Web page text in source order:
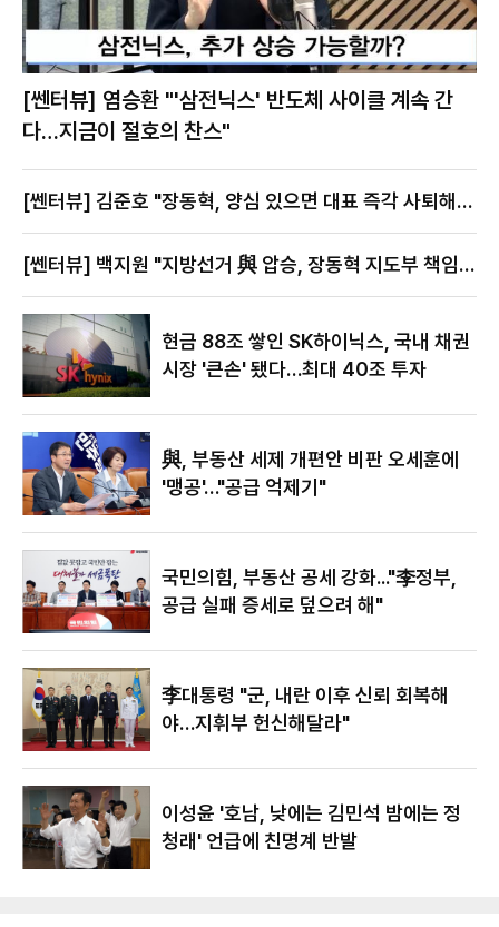
[쎈터뷰] 염승환 "'삼전닉스' 반도체 사이클 계속 간
다…지금이 절호의 찬스"
[쎈터뷰] 김준호 "장동혁, 양심 있으면 대표 즉각 사퇴해
야"
[쎈터뷰] 백지원 "지방선거 與 압승, 장동혁 지도부 책임
있어"
현금 88조 쌓인 SK하이닉스, 국내 채권
시장 '큰손' 됐다…최대 40조 투자
與, 부동산 세제 개편안 비판 오세훈에
'맹공'…"공급 억제기"
국민의힘, 부동산 공세 강화..."李정부,
공급 실패 증세로 덮으려 해"
李대통령 "군, 내란 이후 신뢰 회복해
야…지휘부 헌신해달라"
이성윤 '호남, 낮에는 김민석 밤에는 정
청래' 언급에 친명계 반발